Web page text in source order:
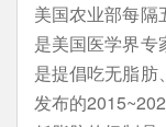
美国农业部每隔
是美国医学界专
是提倡吃无脂肪
发布的